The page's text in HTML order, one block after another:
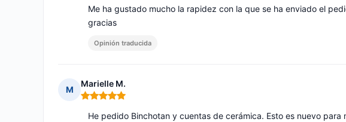
Me ha gustado mucho la rapidez con la que se ha enviado el
gracias
Opinión traducida
M
Marielle M.
Nota: 5 de 5
He pedido Binchotan y cuentas de cerámica. Esto es nuevo